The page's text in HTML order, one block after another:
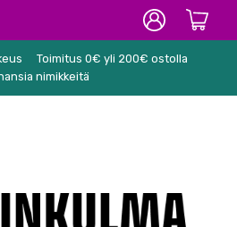
Toimitus 0€ yli 200€ ostolla
nimikkeitä